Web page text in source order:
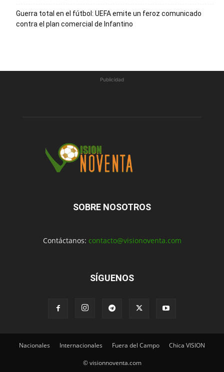
Guerra total en el fútbol: UEFA emite un feroz comunicado
contra el plan comercial de Infantino
Publicidad
SOBRE NOSOTROS
Contáctanos: contacto@visionoventa.com
SÍGUENOS
Nacionales Internacionales Fuera del Campo Chica VISION
© visionnoventa.com